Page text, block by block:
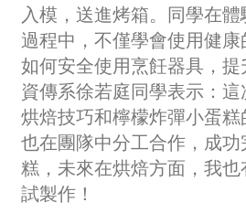
入模，送進烤箱。同學在
過程中，不僅學會使用健康
如何安全使用烹飪器具，提
資傳系徐若庭同學表示：
烘焙技巧和檸檬炸彈小蛋
也在團隊中分工合作，成
糕，未來在烘焙方面，我
試製作！